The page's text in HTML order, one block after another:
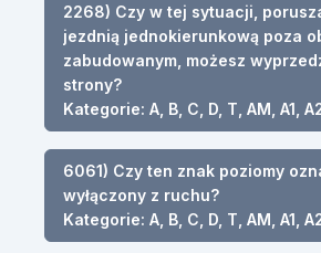
2268) Czy w tej sytuacji,
jezdnią jednokierunkową poza
zabudowanym, możesz
strony?
Kategorie: A, B, C, D, T, AM, A1,
6061) Czy ten znak poziomy
wyłączony z ruchu?
Kategorie: A, B, C, D, T, AM, A1,